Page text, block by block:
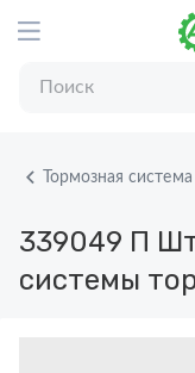
Тормозная система
339049 П
системы